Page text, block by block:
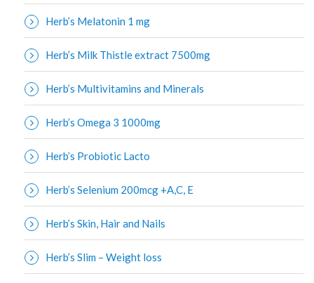
Herb’s Melatonin 1 mg
Herb’s Milk Thistle extract 7500mg
Herb’s Multivitamins and Minerals
Herb’s Omega 3 1000mg
Herb’s Probiotic Lacto
Herb’s Selenium 200mcg +A,C, E
Herb’s Skin, Hair and Nails
Herb’s Slim – Weight loss